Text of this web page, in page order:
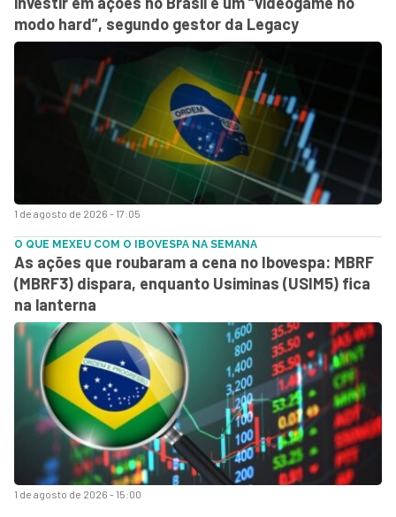
1 de agosto de 2026 - 17:05
modo hard”, segundo gestor da Legacy
1 de agosto de 2026 - 15:00
O QUE MEXEU COM O IBOVESPA NA SEMANA
As ações que roubaram a cena no Ibovespa: MBRF
(MBRF3) dispara, enquanto Usiminas (USIM5) fica
na lanterna